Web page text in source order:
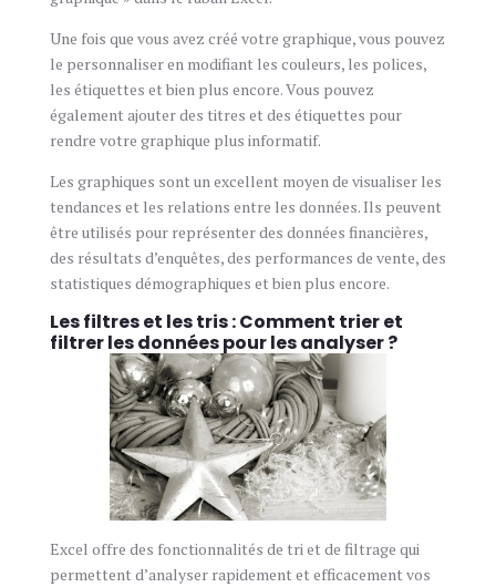
Une fois que vous avez créé votre graphique, vous pouvez
le personnaliser en modifiant les couleurs, les polices,
les étiquettes et bien plus encore. Vous pouvez
également ajouter des titres et des étiquettes pour
rendre votre graphique plus informatif.
Les graphiques sont un excellent moyen de visualiser les
tendances et les relations entre les données. Ils peuvent
être utilisés pour représenter des données financières,
des résultats d’enquêtes, des performances de vente, des
statistiques démographiques et bien plus encore.
Les filtres et les tris : Comment trier et
filtrer les données pour les analyser ?
Excel offre des fonctionnalités de tri et de filtrage qui
permettent d’analyser rapidement et efficacement vos